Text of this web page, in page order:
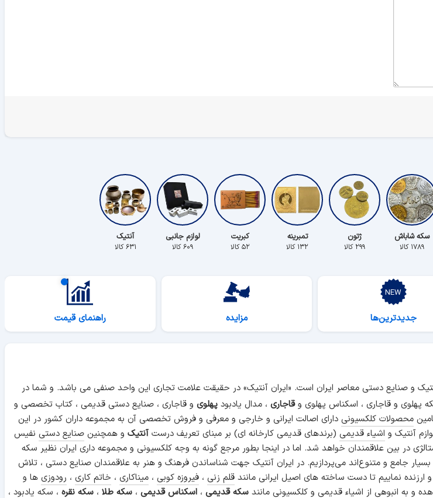
سکه شاباش
۱۷۸۹ کالا
ژتون
۲۹۹ کالا
تمبرینه
۱۳۲ کالا
کبریت
۵۲ کالا
لوازم جانبی
۶۰۹ کالا
آنتیک
۶۳۱ کالا
جدیدترین‌ها مزایده راهنمای قیمت
و صنایع دستی معاصر ایران است. «ایران آنتیک» در حقیقت علامت تجاری این واحد صنفی می باشد. و شما در
پهلوی و قاجاری ، اسکناس پهلوی وقاجاری ، مدال یادبود پهلوی و قاجاری ، صنایع دستی قدیمی ، کتاب تخصصی و
محصولات کلکسیونی دارای اصالت ایرانی و خارجی و معرفی و فروش تخصصی آن به مجموعه داران کشور در این
آنتیک و اشیاء قدیمی (برندهای قدیمی کارخانه ای) بر مبنای تعریف درست آنتیک و همچنین صنایع دستی نفیس
در بین علاقمندان خواهد شد. اما در اینجا بطور مرجع گونه به وجه کلکسیونی و مجموعه داری ایران نظیر سکه
بسیار جامع و متنوع‌اند می‌پردازیم. در ایران آنتیک جهت شناساندن فرهنگ و هنر به علاقمندان صنایع دستی ، تلاش
نماییم تا دست ساخته های اصیل ایرانی مانند قلم زنی ، فیروزه کوبی ، میناکاری ، خاتم کاری ، رودوزی ها و
و به انبوهی از اشیاء قدیمی و کلکسیونی مانند سکه قدیمی ، اسکناس قدیمی ، سکه طلا ، سکه نقره ، سکه یادبود ،